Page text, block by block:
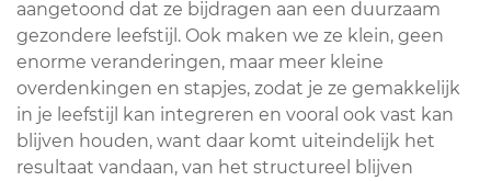
aangetoond dat ze bijdragen aan een duurzaam
gezondere leefstijl. Ook maken we ze klein, geen
enorme veranderingen, maar meer kleine
overdenkingen en stapjes, zodat je ze gemakkelijk
in je leefstijl kan integreren en vooral ook vast kan
blijven houden, want daar komt uiteindelijk het
resultaat vandaan, van het structureel blijven